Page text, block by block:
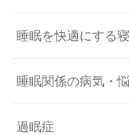
睡眠を快適にする
睡眠関係の病気・
過眠症